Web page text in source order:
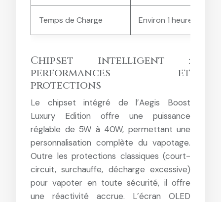
Temps de Charge Environ 1 heure
Chipset intelligent :
performances et
protections
Le chipset intégré de l’Aegis Boost
Luxury Edition offre une puissance
réglable de 5W à 40W, permettant une
personnalisation complète du vapotage.
Outre les protections classiques (court-
circuit, surchauffe, décharge excessive)
pour vapoter en toute sécurité, il offre
une réactivité accrue. L’écran OLED